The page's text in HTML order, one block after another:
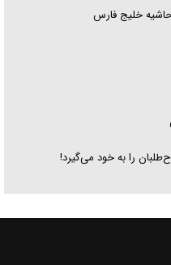
خلیج فارس
را به خود می‌گیرد!